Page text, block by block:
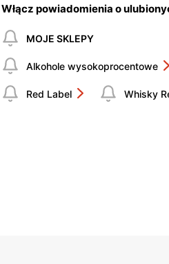
Włącz powiadomienia o
MOJE SKLEPY
Alkohole wysokoprocentowe
Red Label Whisky